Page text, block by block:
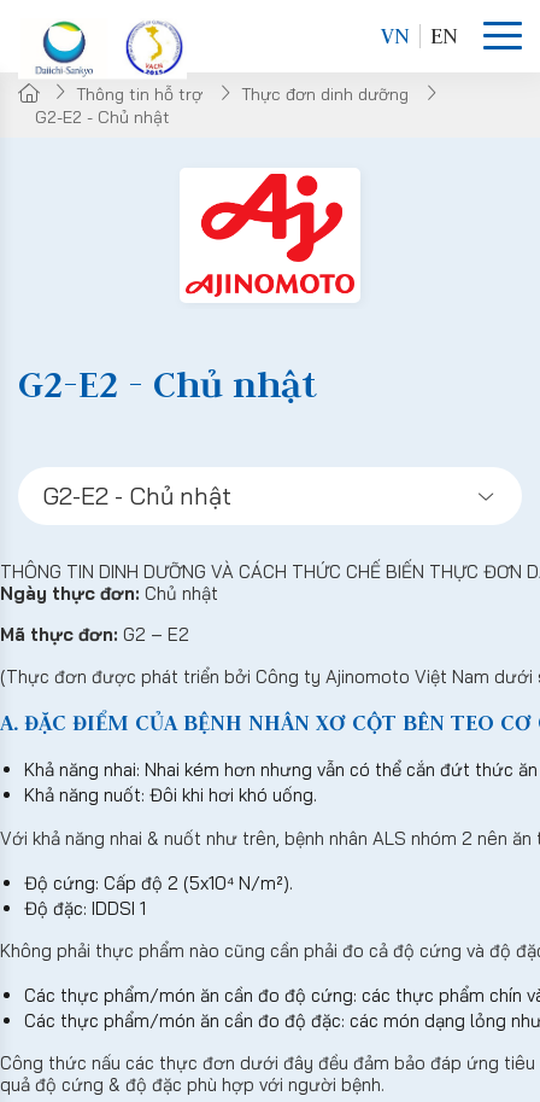
VN EN
Thông tin hỗ trợ
Thực đơn dinh dưỡng
G2-E2 - Chủ nhật
G2-E2 - Chủ nhật
THÔNG TIN DINH DƯỠNG VÀ CÁCH THỨC CHẾ BIẾN THỰC
Ngày thực đơn: Chủ nhật
Mã thực đơn: G2 – E2
(Thực đơn được phát triển bởi Công ty Ajinomoto Việt Nam
A. ĐẶC ĐIỂM CỦA BỆNH NHÂN XƠ CỘT BÊN TEO
Khả năng nhai: Nhai kém hơn nhưng vẫn có thể cắn đứt thức
Khả năng nuốt: Đôi khi hơi khó uống.
Với khả năng nhai & nuốt như trên, bệnh nhân ALS nhóm 2 nên
Độ cứng: Cấp độ 2 (5x10⁴ N/m²).
Độ đặc: IDDSI 1
Không phải thực phẩm nào cũng cần phải đo cả độ cứng và độ
Các thực phẩm/món ăn cần đo độ cứng: các thực phẩm chín
Các thực phẩm/món ăn cần đo độ đặc: các món dạng lỏng
Công thức nấu các thực đơn dưới đây đều đảm bảo đáp ứng
quả độ cứng & độ đặc phù hợp với người bệnh.